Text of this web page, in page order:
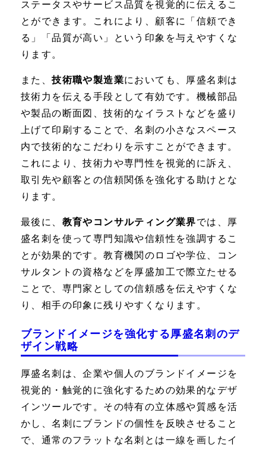
ステータスやサービス品質を視覚的に伝えるこ
とができます。これにより、顧客に「信頼でき
る」「品質が高い」という印象を与えやすくな
ります。
また、技術職や製造業においても、厚盛名刺は
技術力を伝える手段として有効です。機械部品
や製品の断面図、技術的なイラストなどを盛り
上げて印刷することで、名刺の小さなスペース
内で技術的なこだわりを示すことができます。
これにより、技術力や専門性を視覚的に訴え、
取引先や顧客との信頼関係を強化する助けとな
ります。
最後に、 教育やコンサルティング業界では、厚
盛名刺を使って専門知識や信頼性を強調するこ
とが効果的です。教育機関のロゴや学位、コン
サルタントの資格などを厚盛加工で際立たせる
ことで、専門家としての信頼感を伝えやすくな
り、相手の印象に残りやすくなります。
ブランドイメージを強化する厚盛名刺のデ
ザイン戦略
厚盛名刺は、企業や個人のブランドイメージを
視覚的・触覚的に強化するための効果的なデザ
インツールです。その特有の立体感や質感を活
かし、名刺にブランドの個性を反映させること
で、通常のフラットな名刺とは一線を画したイ